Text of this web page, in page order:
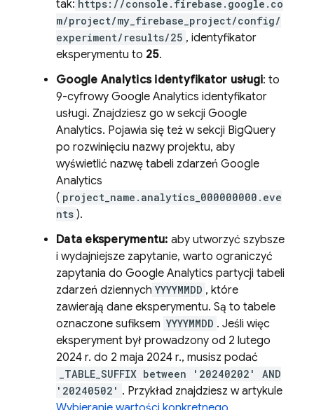
tak: https://console.firebase.google.co
m/project/my_firebase_project/config/
experiment/results/25 , identyfikator
eksperymentu to 25.
Google Analyticsidentyfikator usługi: to
9-cyfrowy Google Analytics identyfikator
usługi. Znajdziesz go w sekcji Google
Analytics. Pojawia się też w sekcji BigQuery
po rozwinięciu nazwy projektu, aby
wyświetlić nazwę tabeli zdarzeń Google
Analytics
( project_name.analytics_000000000.eve
nts ).
Data eksperymentu: aby utworzyć szybsze
i wydajniejsze zapytanie, warto ograniczyć
zapytania do Google Analytics partycji tabeli
zdarzeń dziennych YYYYMMDD , które
zawierają dane eksperymentu. Są to tabele
oznaczone sufiksem YYYYMMDD . Jeśli więc
eksperyment był prowadzony od 2 lutego
2024 r. do 2 maja 2024 r., musisz podać
_TABLE_SUFFIX between '20240202' AND
'20240502' . Przykład znajdziesz w artykule